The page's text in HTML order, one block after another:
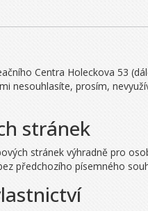
Centra Holeckova 53
nesouhlasíte, prosím,
stránek
stránek výhradně pro
předchozího písemného